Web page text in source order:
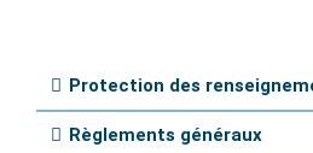
Protection des
Règlements généraux